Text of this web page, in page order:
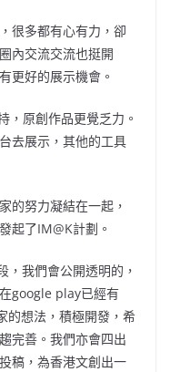
很多都有心有力，卻
內交流交流也挺開
更好的展示機會。
，原創作品更覺乏力。
去展示，其他的工具
的努力凝結在一起，
起了IM@K計劃。
，我們會公開透明的，
google play已經有
的想法，積極開發，希
完善。我們亦會四出
稿，為香港文創出一